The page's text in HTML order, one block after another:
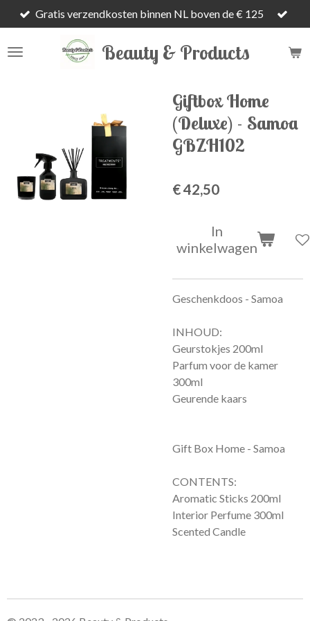
Ga
direct
naar
Beauty & Products
Gratis verzendkosten binnen NL boven de € 125
Giftbox Home
(Deluxe) - Samoa
GBZH102
€ 42,50
In
winkelwagen
Geschenkdoos - Samoa
INHOUD:
Geurstokjes 200ml
Parfum voor de kamer
300ml
Geurende kaars
Gift Box Home - Samoa
CONTENTS:
Aromatic Sticks 200ml
Interior Perfume 300ml
Scented Candle